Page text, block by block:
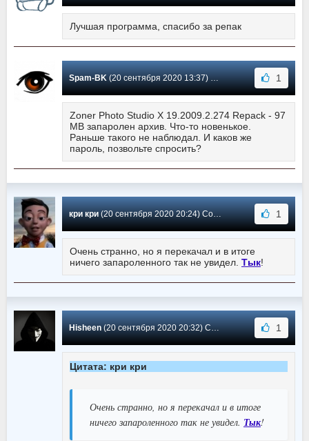
Лучшая программа, спасибо за репак
Spam-BK(20 сентября 2020 13:37) Сообщение #10 1
Zoner Photo Studio X 19.2009.2.274 Repack - 97
MB запаролен архив. Что-то новенькое.
Раньше такого не наблюдал. И каков же
пароль, позвольте спросить?
кри кри(20 сентября 2020 20:24) Сообщение #9 1
Очень странно, но я перекачал и в итоге
ничего запароленного так не увидел. Тык!
Hisheen(20 сентября 2020 20:32) Сообщение #8 1
Цитата: кри кри
Очень странно, но я перекачал и в итоге
ничего запароленного так не увидел. Тык!